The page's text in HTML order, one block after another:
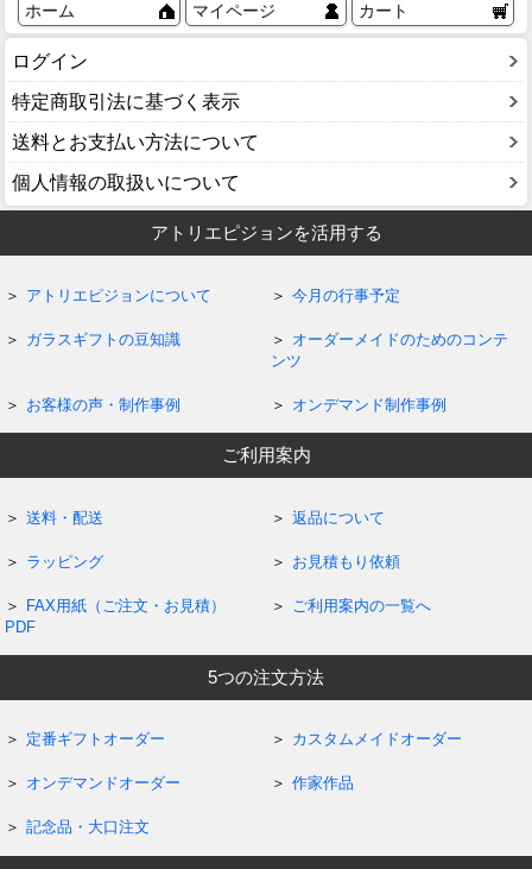
ホーム マイページ カート
ログイン
特定商取引法に基づく表示
送料とお支払い方法について
個人情報の取扱いについて
アトリエピジョンを活用する
アトリエピジョンについて 今月の行事予定
ガラスギフトの豆知識
オーダーメイドのためのコンテ
ンツ
お客様の声・制作事例 オンデマンド制作事例
ご利用案内
送料・配送 返品について
ラッピング お見積もり依頼
FAX用紙（ご注文・お見積）
PDF
ご利用案内の一覧へ
5つの注文方法
定番ギフトオーダー カスタムメイドオーダー
オンデマンドオーダー 作家作品
記念品・大口注文